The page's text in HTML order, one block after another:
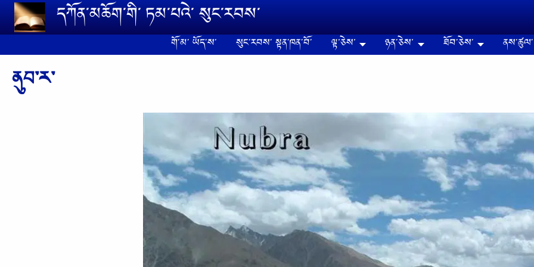
Skip to main content
དཀོན༌མཆོག༌གི༌ ཏམ༌པའེ༌ སུང༌རབས༌
གོ༌མ༌ ཡོད༌ས༌ སུང༌རབས༌ སྟན༌ཁན༌བོ༌ ལྟ་ཅེས་ ཉན༌ཅེས་ ཐོབ༌ཅེས༌ ནས༌ཚུལ༌
ནུབ༌ར༌